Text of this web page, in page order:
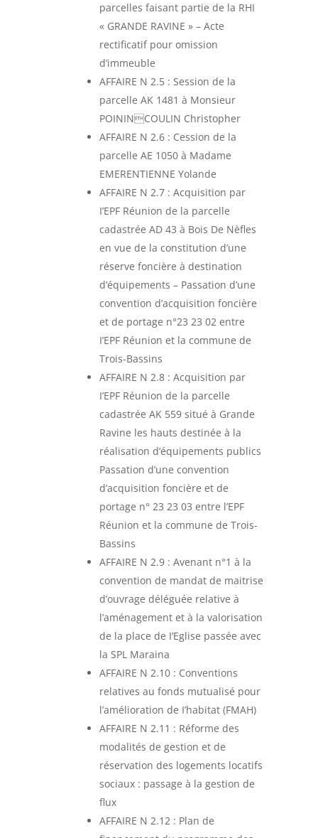
parcelles faisant partie de la RHI
« GRANDE RAVINE » – Acte
rectificatif pour omission
d’immeuble
AFFAIRE N 2.5 : Session de la
parcelle AK 1481 à Monsieur
POININCOULIN Christopher
AFFAIRE N 2.6 : Cession de la
parcelle AE 1050 à Madame
EMERENTIENNE Yolande
AFFAIRE N 2.7 : Acquisition par
I’EPF Réunion de la parcelle
cadastrée AD 43 à Bois De Nèfles
en vue de la constitution d’une
réserve foncière à destination
d’équipements – Passation d’une
convention d’acquisition foncière
et de portage n°23 23 02 entre
I’EPF Réunion et la commune de
Trois-Bassins
AFFAIRE N 2.8 : Acquisition par
I’EPF Réunion de la parcelle
cadastrée AK 559 situé à Grande
Ravine les hauts destinée à la
réalisation d’équipements publics
Passation d’une convention
d’acquisition foncière et de
portage n° 23 23 03 entre l’EPF
Réunion et la commune de Trois-
Bassins
AFFAIRE N 2.9 : Avenant n°1 à la
convention de mandat de maitrise
d’ouvrage déléguée relative à
l’aménagement et à la valorisation
de la place de I’Eglise passée avec
la SPL Maraina
AFFAIRE N 2.10 : Conventions
relatives au fonds mutualisé pour
l’amélioration de I’habitat (FMAH)
AFFAIRE N 2.11 : Réforme des
modalités de gestion et de
réservation des logements locatifs
sociaux : passage à la gestion de
flux
AFFAIRE N 2.12 : Plan de